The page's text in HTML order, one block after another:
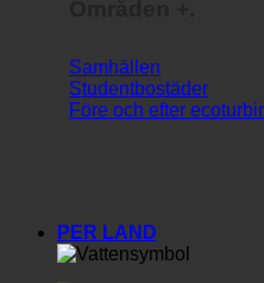
Samhällen
Studentbostäder
Före och efter
PER LAND